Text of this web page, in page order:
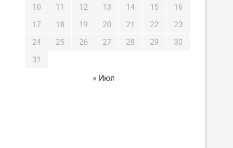
10
11 12 13 14 15
16
17
18 19 20 21 22
23
24
25 26 27 28 29
30
31
« Июл